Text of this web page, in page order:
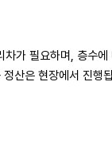
가 필요하며, 층수
산은 현장에서 진행